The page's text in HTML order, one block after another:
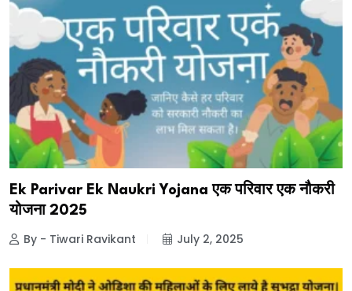
Ek Parivar Ek Naukri Yojana एक परिवार एक नौकरी
योजना 2025
By - Tiwari Ravikant July 2, 2025